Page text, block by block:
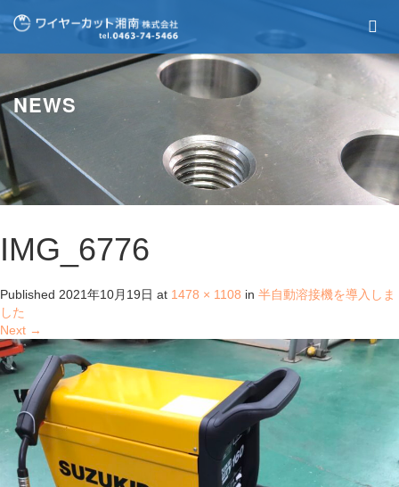
NEWS
IMG_6776
Published 2021年10月19日 at 1478 × 1108 in 半自動溶接機を導入しま
した
Next →